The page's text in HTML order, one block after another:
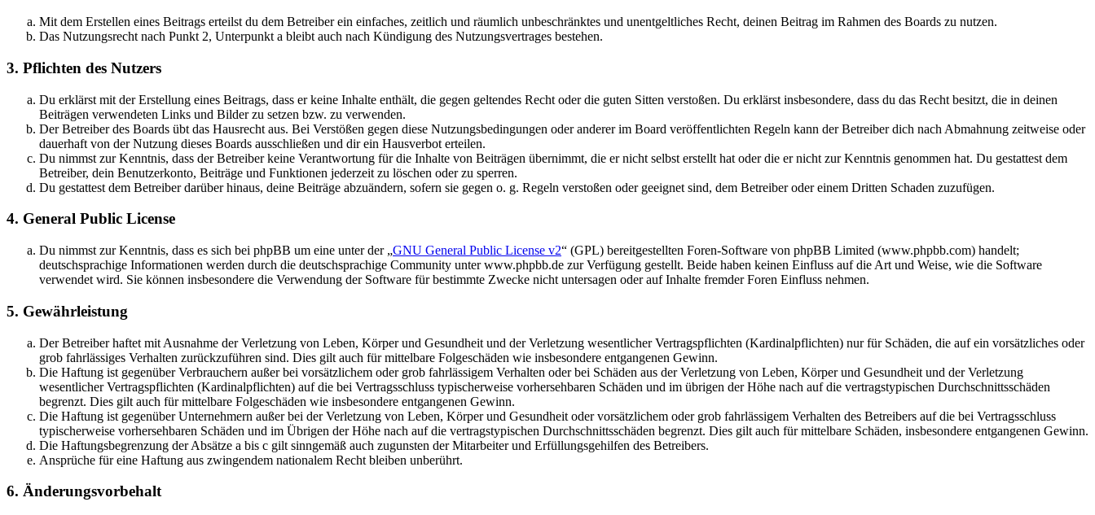
Mit dem Erstellen eines Beitrags erteilst du dem Betreiber ein einfaches, zeitlich und räumlich unbeschränktes und unentgeltliches Recht, deinen Beitrag im Rahmen des Boards zu nutzen.
Das Nutzungsrecht nach Punkt 2, Unterpunkt a bleibt auch nach Kündigung des Nutzungsvertrages bestehen.
3. Pflichten des Nutzers
Du erklärst mit der Erstellung eines Beitrags, dass er keine Inhalte enthält, die gegen geltendes Recht oder die guten Sitten verstoßen. Du erklärst insbesondere, dass du das Recht besitzt, die in deinen
Beiträgen verwendeten Links und Bilder zu setzen bzw. zu verwenden.
Der Betreiber des Boards übt das Hausrecht aus. Bei Verstößen gegen diese Nutzungsbedingungen oder anderer im Board veröffentlichten Regeln kann der Betreiber dich nach Abmahnung zeitweise oder
dauerhaft von der Nutzung dieses Boards ausschließen und dir ein Hausverbot erteilen.
Du nimmst zur Kenntnis, dass der Betreiber keine Verantwortung für die Inhalte von Beiträgen übernimmt, die er nicht selbst erstellt hat oder die er nicht zur Kenntnis genommen hat. Du gestattest dem
Betreiber, dein Benutzerkonto, Beiträge und Funktionen jederzeit zu löschen oder zu sperren.
Du gestattest dem Betreiber darüber hinaus, deine Beiträge abzuändern, sofern sie gegen o. g. Regeln verstoßen oder geeignet sind, dem Betreiber oder einem Dritten Schaden zuzufügen.
4. General Public License
Du nimmst zur Kenntnis, dass es sich bei phpBB um eine unter der „GNU General Public License v2“ (GPL) bereitgestellten Foren-Software von phpBB Limited (www.phpbb.com) handelt;
deutschsprachige Informationen werden durch die deutschsprachige Community unter www.phpbb.de zur Verfügung gestellt. Beide haben keinen Einfluss auf die Art und Weise, wie die Software
verwendet wird. Sie können insbesondere die Verwendung der Software für bestimmte Zwecke nicht untersagen oder auf Inhalte fremder Foren Einfluss nehmen.
5. Gewährleistung
Der Betreiber haftet mit Ausnahme der Verletzung von Leben, Körper und Gesundheit und der Verletzung wesentlicher Vertragspflichten (Kardinalpflichten) nur für Schäden, die auf ein vorsätzliches oder
grob fahrlässiges Verhalten zurückzuführen sind. Dies gilt auch für mittelbare Folgeschäden wie insbesondere entgangenen Gewinn.
Die Haftung ist gegenüber Verbrauchern außer bei vorsätzlichem oder grob fahrlässigem Verhalten oder bei Schäden aus der Verletzung von Leben, Körper und Gesundheit und der Verletzung
wesentlicher Vertragspflichten (Kardinalpflichten) auf die bei Vertragsschluss typischerweise vorhersehbaren Schäden und im übrigen der Höhe nach auf die vertragstypischen Durchschnittsschäden
begrenzt. Dies gilt auch für mittelbare Folgeschäden wie insbesondere entgangenen Gewinn.
Die Haftung ist gegenüber Unternehmern außer bei der Verletzung von Leben, Körper und Gesundheit oder vorsätzlichem oder grob fahrlässigem Verhalten des Betreibers auf die bei Vertragsschluss
typischerweise vorhersehbaren Schäden und im Übrigen der Höhe nach auf die vertragstypischen Durchschnittsschäden begrenzt. Dies gilt auch für mittelbare Schäden, insbesondere entgangenen Gewinn.
Die Haftungsbegrenzung der Absätze a bis c gilt sinngemäß auch zugunsten der Mitarbeiter und Erfüllungsgehilfen des Betreibers.
Ansprüche für eine Haftung aus zwingendem nationalem Recht bleiben unberührt.
6. Änderungsvorbehalt